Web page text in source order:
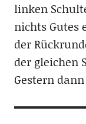
linken
nichts Gutes
der
der gleichen
Gestern